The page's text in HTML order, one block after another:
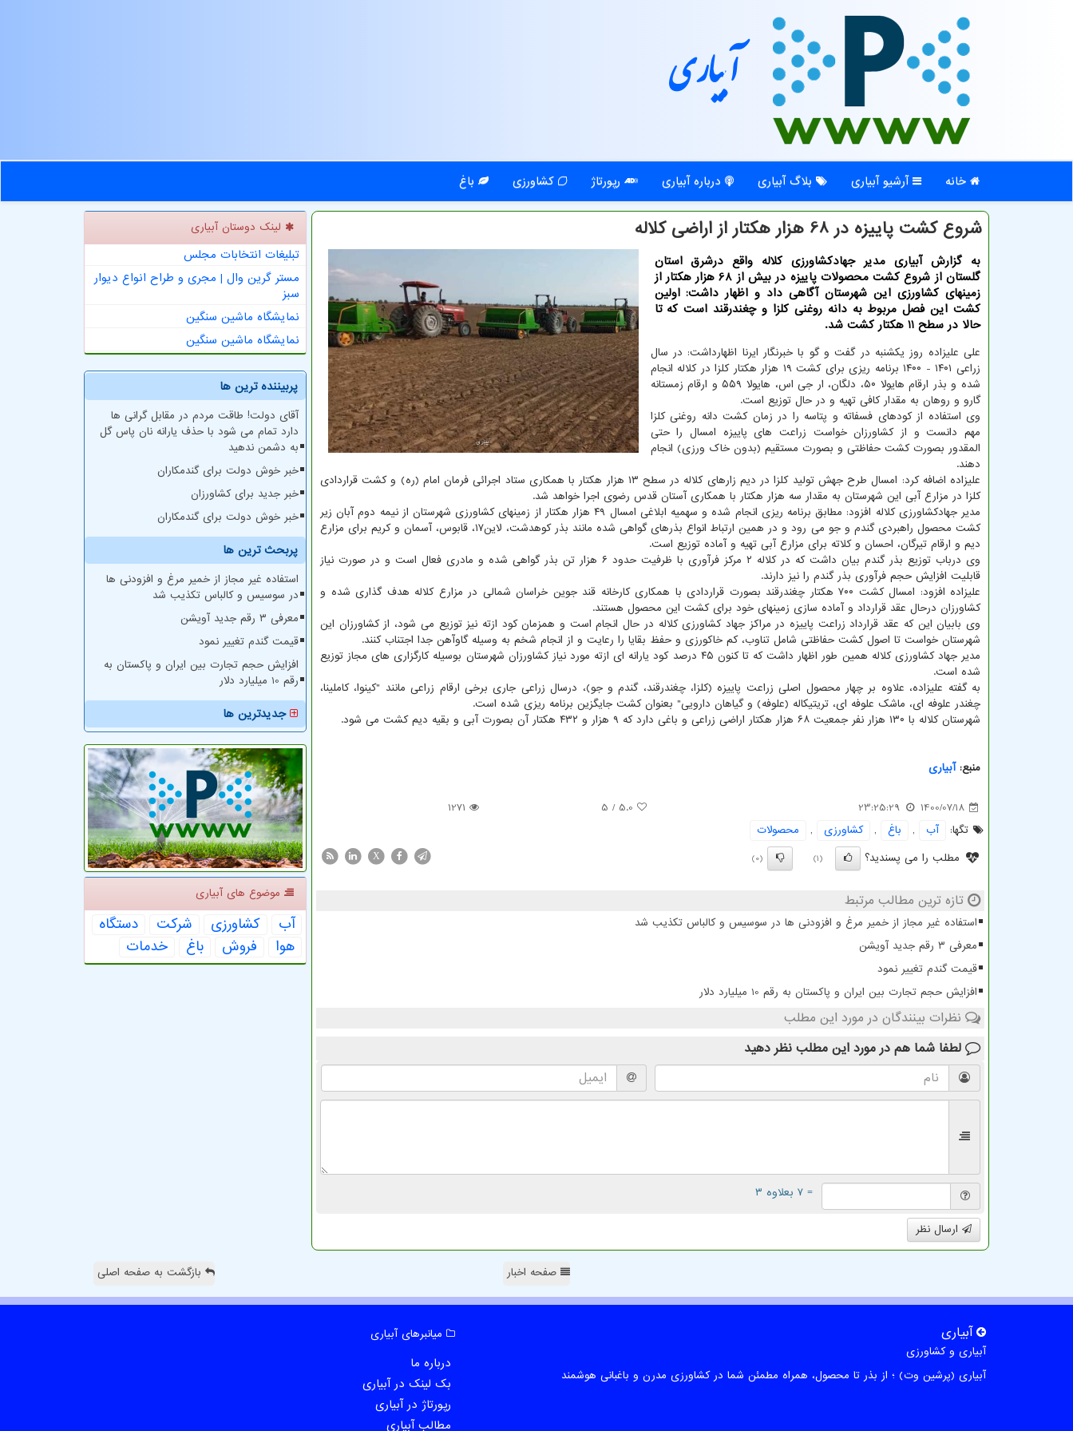
آبیاری
خانه آرشیو آبیاری بلاگ آبیاری درباره آبیاری رپورتاژ کشاورزی باغ
شروع کشت پاییزه در 68 هزار هکتار از اراضی کلاله
به گزارش آبیاری مدیر جهادکشاورزی کلاله واقع درشرق استان
گلستان از شروع کشت محصولات پاییزه در بیش از 68 هزار هکتار از
زمینهای کشاورزی این شهرستان آگاهی داد و اظهار داشت: اولین
کشت این فصل مربوط به دانه روغنی کلزا و چغندرقند است که تا
حالا در سطح 11 هکتار کشت شد.
علی علیزاده روز یکشنبه در گفت و گو با خبرنگار ایرنا اظهارداشت: در سال
زراعی ۱۴۰۱ - ۱۴۰۰ برنامه ریزی برای کشت ۱۹ هزار هکتار کلزا در کلاله انجام
شده و بذر ارقام هایولا ۵۰، دلگان، ار جی اس، هایولا ۵۵۹ و ارقام زمستانه
گارو و روهان به مقدار کافی تهیه و در حال توزیع است.
وی استفاده از کودهای فسفاته و پتاسه را در زمان کشت دانه روغنی کلزا
مهم دانست و از کشاورزان خواست زراعت های پاییزه امسال را حتی
المقدور بصورت کشت حفاظتی و بصورت مستقیم (بدون خاک ورزی) انجام
دهند.
علیزاده اضافه کرد: امسال طرح جهش تولید کلزا در دیم زارهای کلاله در سطح ۱۳ هزار هکتار با همکاری ستاد اجرائی فرمان امام (ره) و کشت قراردادی
کلزا در مزارع آبی این شهرستان به مقدار سه هزار هکتار با همکاری آستان قدس رضوی اجرا خواهد شد.
مدیر جهادکشاورزی کلاله افزود: مطابق برنامه ریزی انجام شده و سهمیه ابلاغی امسال ۴۹ هزار هکتار از زمینهای کشاورزی شهرستان از نیمه دوم آبان زیر
کشت محصول راهبردی گندم و جو می رود و در همین ارتباط انواع بذرهای گواهی شده مانند بذر کوهدشت، لاین۱۷، قابوس، آسمان و کریم برای مزارع
دیم و ارقام تیرگان، احسان و کلاته برای مزارع آبی تهیه و آماده توزیع است.
وی درباب توزیع بذر گندم بیان داشت که در کلاله ۲ مرکز فرآوری با ظرفیت حدود ۶ هزار تن بذر گواهی شده و مادری فعال است و در صورت نیاز
قابلیت افزایش حجم فرآوری بذر گندم را نیز دارند.
علیزاده افزود: امسال کشت ۷۰۰ هکتار چغندرقند بصورت قراردادی با همکاری کارخانه قند جوین خراسان شمالی در مزارع کلاله هدف گذاری شده و
کشاورزان درحال عقد قرارداد و آماده سازی زمینهای خود برای کشت این محصول هستند.
وی بابیان این که عقد قرارداد زراعت پاییزه در مراکز جهاد کشاورزی کلاله در حال انجام است و همزمان کود ازته نیز توزیع می شود، از کشاورزان این
شهرستان خواست تا اصول کشت حفاظتی شامل تناوب، کم خاکورزی و حفظ بقایا را رعایت و از انجام شخم به وسیله گاوآهن جدا اجتناب کنند.
مدیر جهاد کشاورزی کلاله همین طور اظهار داشت که تا کنون ۴۵ درصد کود یارانه ای ازته مورد نیاز کشاورزان شهرستان بوسیله کارگزاری های مجاز توزیع
شده است.
به گفته علیزاده، علاوه بر چهار محصول اصلی زراعت پاییزه (کلزا، چغندرقند، گندم و جو)، درسال زراعی جاری برخی ارقام زراعی مانند "کینوا، کاملینا،
چغندر علوفه ای، ماشک علوفه ای، تریتیکاله (علوفه) و گیاهان دارویی" بعنوان کشت جایگزین برنامه ریزی شده است.
شهرستان کلاله با ۱۳۰ هزار نفر جمعیت ۶۸ هزار هکتار اراضی زراعی و باغی دارد که ۹ هزار و ۴۳۲ هکتار آن بصورت آبی و بقیه دیم کشت می شود.
منبع:آبیاری
1400/07/18
23:25:29
5.0
/ 5
1271
تگها:
آب , باغ , كشاورزی ,
محصولات
مطلب را می پسندید؟
(1)
(0)
X
تازه ترین مطالب مرتبط
استفاده غیر مجاز از خمیر مرغ و افزودنی ها در سوسیس و کالباس تکذیب شد
معرفی ۳ رقم جدید آویشن
قیمت گندم تغییر نمود
افزایش حجم تجارت بین ایران و پاکستان به رقم 10 میلیارد دلار
نظرات بینندگان در مورد این مطلب
لطفا شما هم در مورد این مطلب نظر دهید
= ۷ بعلاوه ۳
ارسال نظر
لینک دوستان آبیاری
تبلیغات انتخابات مجلس
مستر گرین وال | مجری و طراح انواع دیوار
سبز
نمایشگاه ماشین سنگین
نمایشگاه ماشین سنگین
پربیننده ترین ها
آقای دولت! طاقت مردم در مقابل گرانی ها
دارد تمام می شود با حذف یارانه نان پاس گل
به دشمن ندهید
خبر خوش دولت برای گندمکاران
خبر جدید برای کشاورزان
خبر خوش دولت برای گندمکاران
پربحث ترین ها
استفاده غیر مجاز از خمیر مرغ و افزودنی ها
در سوسیس و کالباس تکذیب شد
معرفی ۳ رقم جدید آویشن
قیمت گندم تغییر نمود
افزایش حجم تجارت بین ایران و پاکستان به
رقم 10 میلیارد دلار
جدیدترین ها
موضوع های آبیاری
آب كشاورزی شركت
دستگاه
هوا
فروش باغ خدمات
صفحه اخبار بازگشت به صفحه اصلی
آبیاری
آبیاری و کشاورزی
آبیاری (پرشین وت) ؛ از بذر تا محصول، همراه مطمئن شما در کشاورزی مدرن و باغبانی هوشمند
میانبرهای آبیاری
درباره ما
بک لینک در آبیاری
رپورتاژ در آبیاری
مطالب آبیاری